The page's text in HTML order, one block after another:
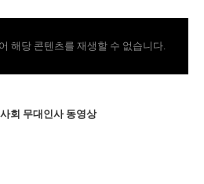
해당 콘텐츠를 재생할 수 없습니다.
회 무대인사 동영상